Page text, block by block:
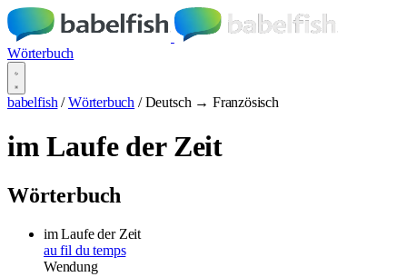
Wörterbuch
babelfish / Wörterbuch / Deutsch → Französisch
im Laufe der Zeit
Wörterbuch
im Laufe der Zeit
au fil du temps
Wendung